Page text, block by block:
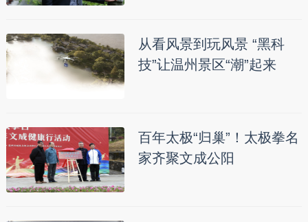
从看风景到玩风景 “黑科
技”让温州景区“潮”起来
百年太极“归巢”！太极拳名
家齐聚文成公阳